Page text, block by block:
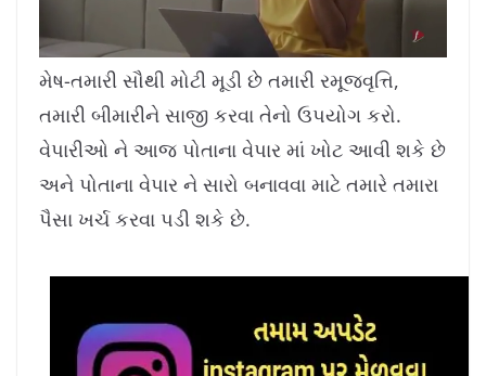
n
m
u
t
d
e
:
1
%
મેષ-તમારી સૌથી મોટી મૂડી છે તમારી રમૂજવૃત્તિ,
તમારી બીમારીને સાજી કરવા તેનો ઉપયોગ કરો.
વેપારીઓ ને આજ પોતાના વેપાર માં ખોટ આવી શકે છે
અને પોતાના વેપાર ને સારો બનાવવા માટે તમારે તમારા
પૈસા ખર્ચ કરવા પડી શકે છે.